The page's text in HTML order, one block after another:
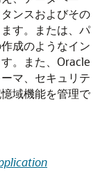
ンスおよびその
す。または、パ
成のようなイン
。また、Oracle
マ、セキュリテ
域機能を管理で